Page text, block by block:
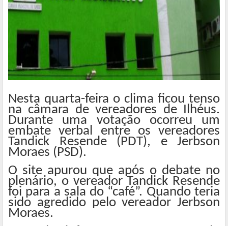
Nesta quarta-feira o clima ficou tenso
na câmara de vereadores de Ilhéus.
Durante uma votação ocorreu um
embate verbal entre os vereadores
Tandick Resende (PDT), e Jerbson
Moraes (PSD).
O site apurou que após o debate no
plenário, o vereador Tandick Resende
foi para a sala do “café”. Quando teria
sido agredido pelo vereador Jerbson
Moraes.